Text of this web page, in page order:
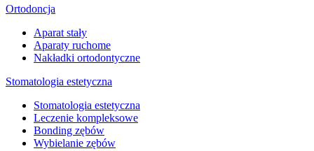
Ortodoncja
Aparat stały
Aparaty ruchome
Nakładki ortodontyczne
Stomatologia estetyczna
Stomatologia estetyczna
Leczenie kompleksowe
Bonding zębów
Wybielanie zębów